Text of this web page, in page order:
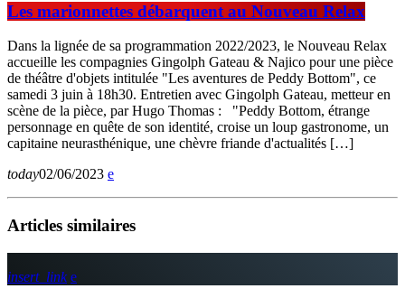
Les marionnettes débarquent au Nouveau Relax
Dans la lignée de sa programmation 2022/2023, le Nouveau Relax
accueille les compagnies Gingolph Gateau & Najico pour une pièce
de théâtre d'objets intitulée "Les aventures de Peddy Bottom", ce
samedi 3 juin à 18h30. Entretien avec Gingolph Gateau, metteur en
scène de la pièce, par Hugo Thomas : "Peddy Bottom, étrange
personnage en quête de son identité, croise un loup gastronome, un
capitaine neurasthénique, une chèvre friande d'actualités […]
today02/06/2023
Articles similaires
insert_link